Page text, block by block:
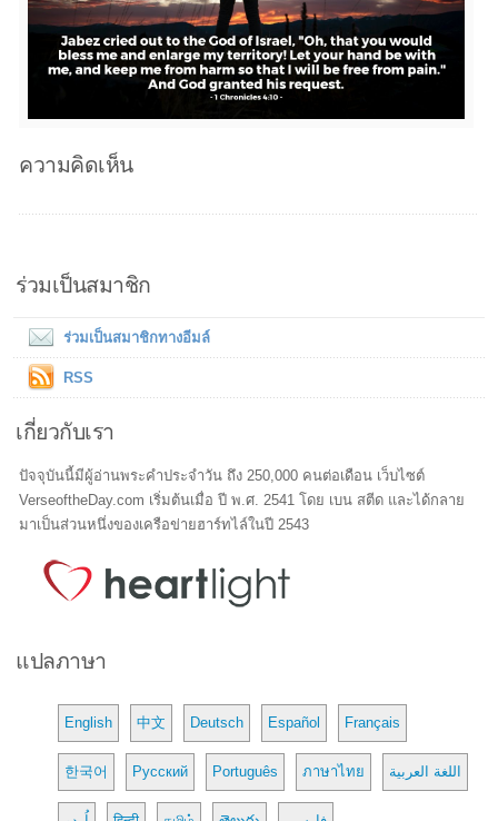
ความคิดเห็น
ร่วมเป็นสมาชิก
ร่วมเป็นสมาชิกทางอีมล์
RSS
เกี่ยวกับเรา
ปัจจุบันนี้มีผู้อ่านพระคำประจำวัน ถึง 250,000 คนต่อเดือน เว็บไซต์
VerseoftheDay.com เริ่มต้นเมื่อ ปี พ.ศ. 2541 โดย เบน สตีด และได้กลาย
มาเป็นส่วนหนึ่งของเครือข่ายฮาร์ทไล์ในปี 2543
แปลภาษา
English 中文 Deutsch Español Français
한국어 Русский Português ภาษาไทย اللغة العربية